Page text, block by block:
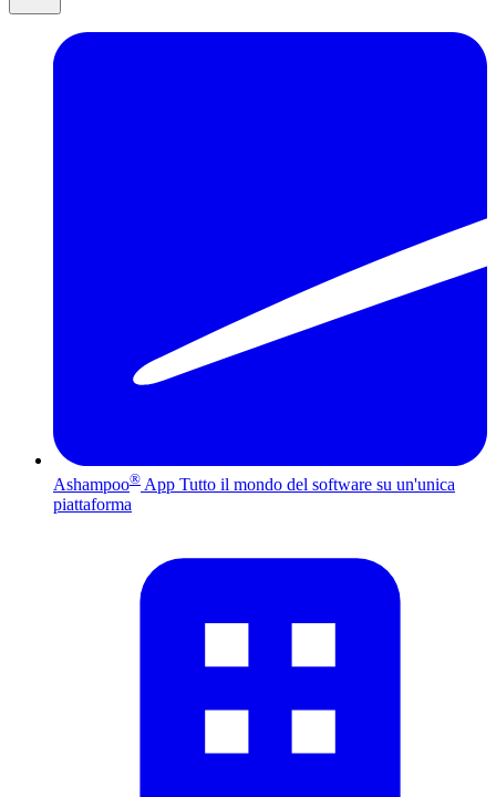
Ashampoo® App Tutto il mondo del software su un'unica
piattaforma